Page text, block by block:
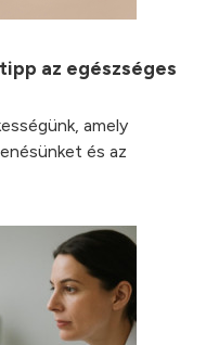
az egészséges
amely
és az